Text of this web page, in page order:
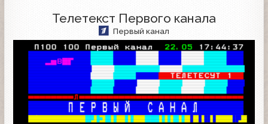
Телетекст Первого канала
Первый канал